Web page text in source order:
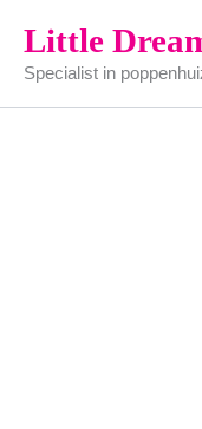
naar
inhoud
Little
Specialist in
aantal